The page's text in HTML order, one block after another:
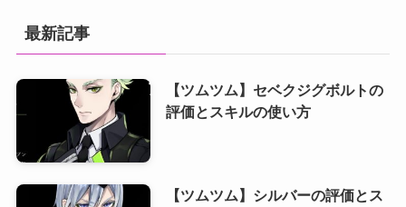
最新記事
【ツムツム】セベクジグボルトの
評価とスキルの使い方
【ツムツム】シルバーの評価とス